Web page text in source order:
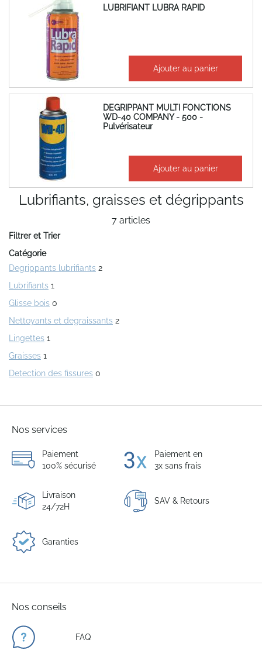
7 articles
Lubrifiants, graisses et dégrippants
LUBRIFIANT LUBRA RAPID
46,20 €
Ajouter au panier
DEGRIPPANT MULTI FONCTIONS
WD-40 COMPANY - 500 -
Pulvérisateur
22,41 €
18,67 € Ajouter au panier
Filtrer et Trier
Catégorie
Degrippants lubrifiants 2
Lubrifiants 1
Glisse bois 0
Nettoyants et degraissants 2
Lingettes 1
Graisses 1
Detection des fissures 0
Nos services
Paiement
100% sécurisé
Paiement en
3x sans frais
Livraison
24/72H
SAV & Retours
Garanties
Nos conseils
FAQ